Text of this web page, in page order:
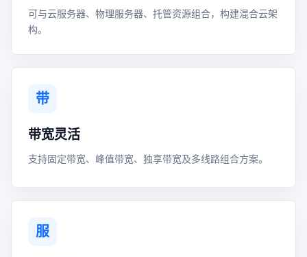
可与云服务器、物理服务器、托管资源组合，构建混合云架
构。
带
带宽灵活
支持固定带宽、峰值带宽、独享带宽及多线路组合方案。
服